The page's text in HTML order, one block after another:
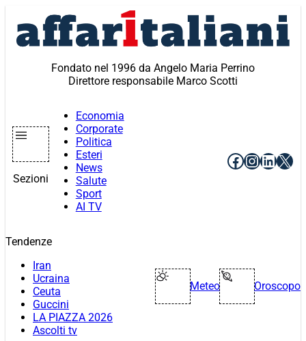
contenuto
Fondato nel 1996 da Angelo Maria Perrino
Direttore responsabile Marco Scotti
Sezioni
Economia
Corporate
Politica
Esteri
News
Salute
Sport
AI TV
Facebook
X
Tendenze
Iran
Ucraina
Ceuta
Guccini
LA PIAZZA 2026
Ascolti tv
Meteo Oroscopo